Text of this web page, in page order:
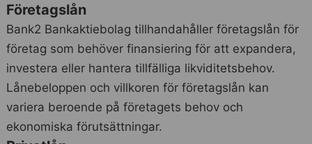
Företagslån
Bank2 Bankaktiebolag tillhandahåller företagslån för
företag som behöver finansiering för att expandera,
investera eller hantera tillfälliga likviditetsbehov.
Lånebeloppen och villkoren för företagslån kan
variera beroende på företagets behov och
ekonomiska förutsättningar.